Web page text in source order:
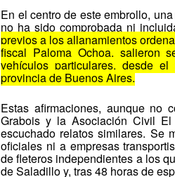
En el centro de este embrollo,
no ha sido comprobada ni
previos a los allanamientos
fiscal Paloma Ochoa, salieron
vehículos particulares, desde
provincia de Buenos Aires.
Estas afirmaciones, aunque no
Grabois y la Asociación Civil El
escuchado relatos similares. Se
oficiales ni a empresas
de fleteros independientes a los
de Saladillo y, tras 48 horas de